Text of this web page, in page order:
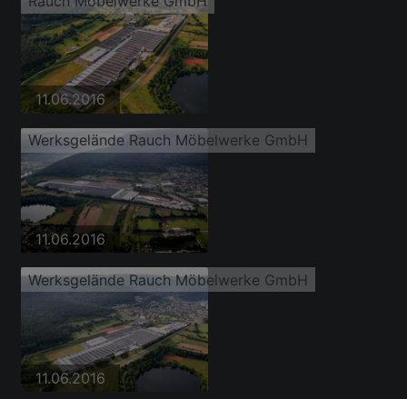
11.06.2016
Werksgelände Rauch Möbelwerke GmbH
11.06.2016
Werksgelände Rauch Möbelwerke GmbH
11.06.2016